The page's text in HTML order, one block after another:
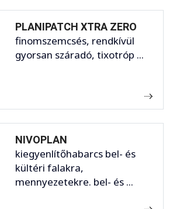
PLANIPATCH XTRA ZERO
finomszemcsés, rendkívül
gyorsan száradó, tixotróp ...
NIVOPLAN
kiegyenlítőhabarcs bel- és
kültéri falakra,
mennyezetekre. bel- és ...